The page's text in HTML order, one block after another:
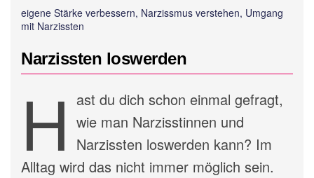
eigene Stärke verbessern, Narzissmus verstehen, Umgang
mit Narzissten
Narzissten loswerden
H
ast du dich schon einmal gefragt,
wie man Narzisstinnen und
Narzissten loswerden kann? Im
Alltag wird das nicht immer möglich sein.